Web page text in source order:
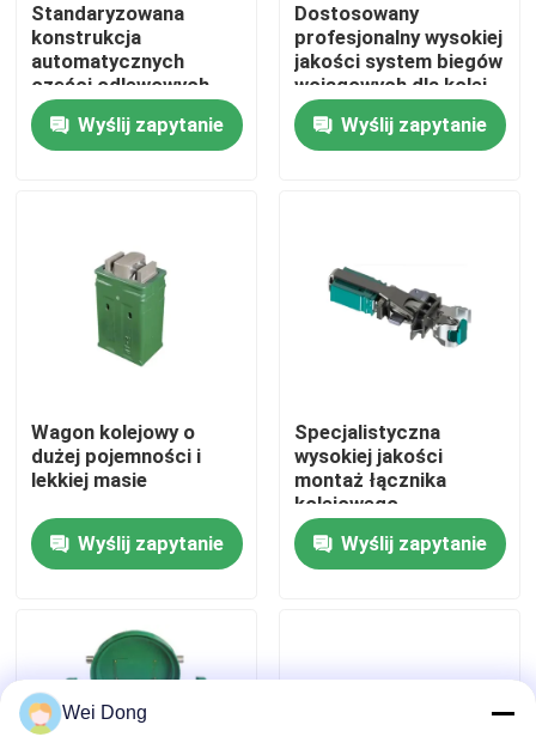
Do domu
Produkty
Wycieczka po fabryce
Kontrola jakości
Skontaktuj się z nami
Bloga
Poproś o wycenę
Standaryzowana
konstrukcja
automatycznych
części odlewowych
kolejowych CA3
Wyślij zapytanie
Dostosowany
profesjonalny wysokiej
jakości system biegów
wciągowych dla kolei
Wyślij zapytanie
Wagon kolejowy o
dużej pojemności i
lekkiej masie
Wyślij zapytanie
Specjalistyczna
wysokiej jakości
montaż łącznika
kolejowego
Wyślij zapytanie
Wei Dong